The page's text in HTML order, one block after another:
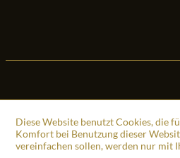
Diese Website benutzt Cookies, die
Komfort bei Benutzung dieser
vereinfachen sollen, werden nur mit